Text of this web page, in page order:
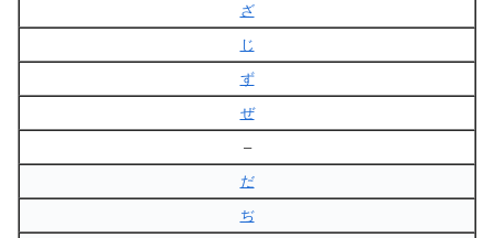
ざ
じ
ず
ぜ
–
だ
ぢ